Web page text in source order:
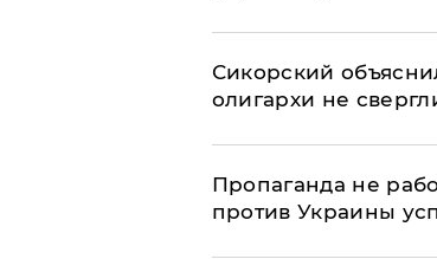
Сикорский
олигархи не
​Пропаганда не
против Украины